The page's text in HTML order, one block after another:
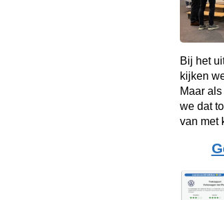
Bij het
kijken
Maar
we dat
van met